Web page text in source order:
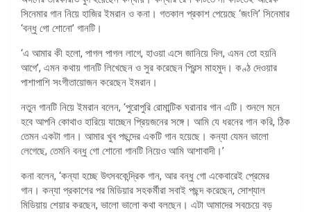
সিনেমার গান নিয়ে হাজির ইমরান ও কনা। গতকাল প্রকাশ পেয়েছে ‘জংলি’ সিনেমার
‘বন্ধু গো শোনো’ গানটি।
‘এ আমার কী হলো, পাগল পাগল লাগে, হাওয়া এসে জানিয়ে দিল, এমন তো হয়নি
আগে’, এমন কথায় গানটি লিখেছেন ও সুর করেছেন প্রিন্স মাহমুদ। কণ্ঠ দেওয়ার
পাশাপাশি সংগীতায়োজন করেছেন ইমরান।
নতুন গানটি নিয়ে ইমরান বলেন, ‘পুরোপুরি রোমান্টিক ঘরানার গান এটি। শুনলে মনে
হবে আপনি কোথাও হারিয়ে যাচ্ছেন প্রিয়জনের সঙ্গে। আমি যে ধরনের গান করি, ঠিক
তেমন একটা গান। আমার খুব পছন্দের একটি গান হয়েছে। কন্যা যেমন ভালো
লেগেছে, তেমনি বন্ধু গো শোনো গানটি নিয়েও আমি আশাবাদী।’
কনা বলেন, ‘কন্যা হচ্ছে উৎসবকেন্দ্রিক গান, আর বন্ধু গো একেবারেই প্রেমের
গান। কন্যা প্রকাশের পর মিডিয়ার সহকর্মীরা সবাই পছন্দ করেছেন, সোশ্যাল
মিডিয়ায় শেয়ার করছেন, ভালো ভালো কথা বলছেন। এটা আমাদের সবচেয়ে বড়